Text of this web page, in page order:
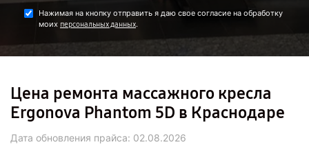
Нажимая на кнопку отправить я даю свое согласие на обработку
моих персональных данных.
Цена ремонта массажного кресла
Ergonova Phantom 5D в Краснодаре
Дата обновления прайса: 02.08.2026